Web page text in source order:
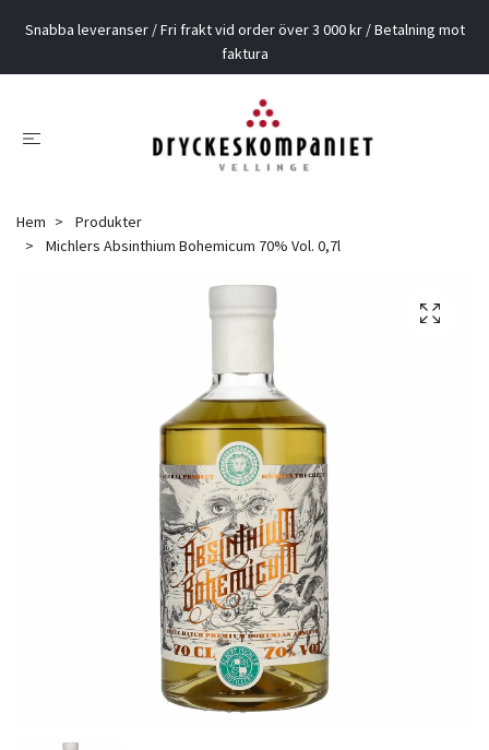
Snabba leveranser / Fri frakt vid order över 3 000 kr / Betalning mot
faktura
Hem
Produkter
Michlers Absinthium Bohemicum 70% Vol. 0,7l